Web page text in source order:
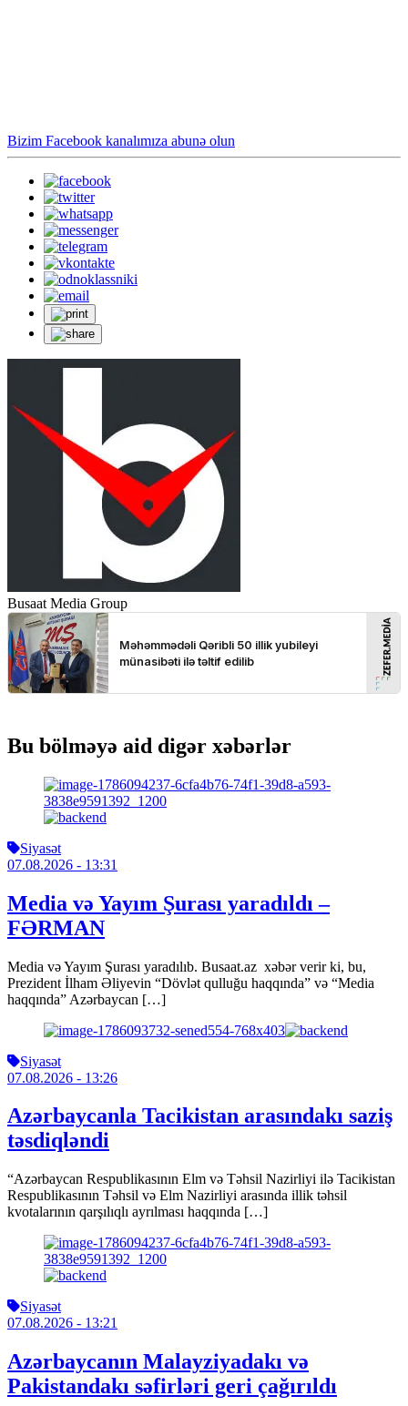
Bizim Facebook kanalımıza abunə olun
Busaat Media Group
Bu bölməyə aid digər xəbərlər
Siyasət
07.08.2026 - 13:31
Media və Yayım Şurası yaradıldı –
FƏRMAN
Media və Yayım Şurası yaradılıb. Busaat.az xəbər verir ki, bu,
Prezident İlham Əliyevin “Dövlət qulluğu haqqında” və “Media
haqqında” Azərbaycan […]
Siyasət
07.08.2026 - 13:26
Azərbaycanla Tacikistan arasındakı saziş
təsdiqləndi
“Azərbaycan Respublikasının Elm və Təhsil Nazirliyi ilə Tacikistan
Respublikasının Təhsil və Elm Nazirliyi arasında illik təhsil
kvotalarının qarşılıqlı ayrılması haqqında […]
Siyasət
07.08.2026 - 13:21
Azərbaycanın Malayziyadakı və
Pakistandakı səfirləri geri çağırıldı